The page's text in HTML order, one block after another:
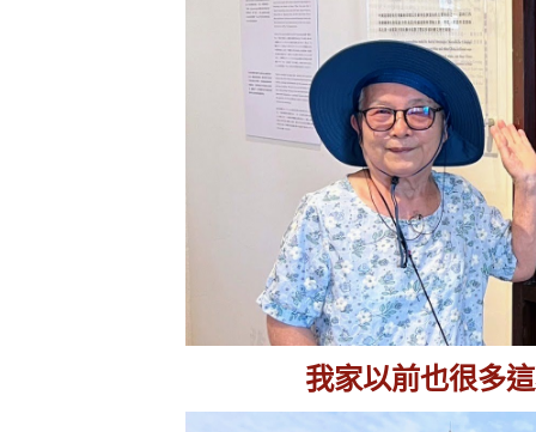
我家以前也很多